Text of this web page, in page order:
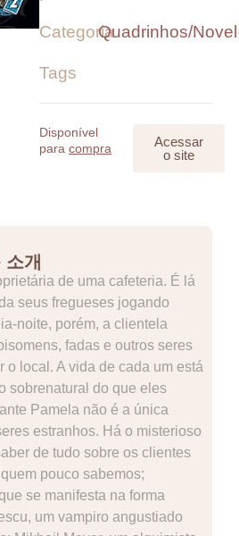
CategoriaQuadrinhos/Novel
Tags
Disponível
para compra
Acessar
o site
개
de uma cafeteria. É lá
seus fregueses jogando
noite, porém, a clientela
fadas e outros seres
o local. A vida de cada um está
sobrenatural do que eles
Pamela não é a única
estranhos. Há o misterioso
de tudo sobre os clientes
pouco sabemos;
se manifesta na forma
um vampiro angustiado